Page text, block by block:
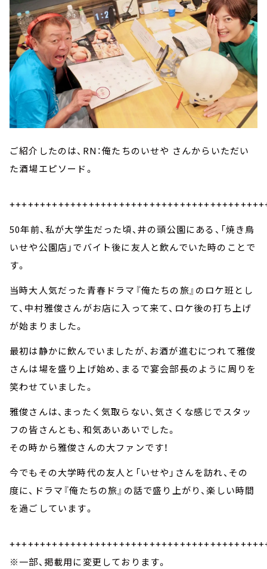
ご紹介したのは、RN：俺たちのいせや さんからいただい
た酒場エピソード。
50年前、私が大学生だった頃、井の頭公園にある、「焼き鳥
いせや公園店」でバイト後に友人と飲んでいた時のことで
す。
当時大人気だった青春ドラマ『俺たちの旅』のロケ班とし
て、中村雅俊さんがお店に入って来て、ロケ後の打ち上げ
が始まりました。
最初は静かに飲んでいましたが、お酒が進むにつれて雅俊
さんは場を盛り上げ始め、まるで宴会部長のように周りを
笑わせていました。
雅俊さんは、まったく気取らない、気さくな感じでスタッ
フの皆さんとも、和気あいあいでした。
その時から雅俊さんの大ファンです！
今でもその大学時代の友人と「いせや」さんを訪れ、その
度に、ドラマ『俺たちの旅』の話で盛り上がり、楽しい時間
を過ごしています。
※一部、掲載用に変更しております。